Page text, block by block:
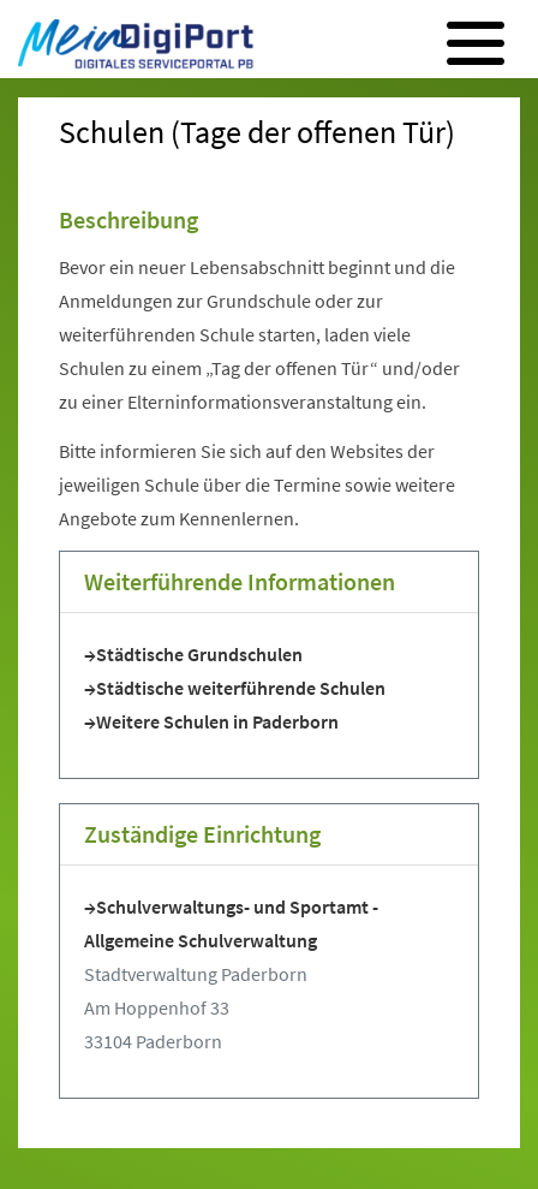
Digitales Serviceportal Paderborn
Zur Hauptnavigation
Zum Inhalt
Zum Footer
Schulen (Tage der offenen Tür)
Beschreibung
Bevor ein neuer Lebensabschnitt beginnt und die
Anmeldungen zur Grundschule oder zur
weiterführenden Schule starten, laden viele
Schulen zu einem „Tag der offenen Tür“ und/oder
zu einer Elterninformationsveranstaltung ein.
Bitte informieren Sie sich auf den Websites der
jeweiligen Schule über die Termine sowie weitere
Angebote zum Kennenlernen.
Weiterführende Informationen
Städtische Grundschulen
Städtische weiterführende Schulen
Weitere Schulen in Paderborn
Zuständige Einrichtung
Schulverwaltungs- und Sportamt -
Allgemeine Schulverwaltung
Stadtverwaltung Paderborn
Am Hoppenhof 33
33104 Paderborn